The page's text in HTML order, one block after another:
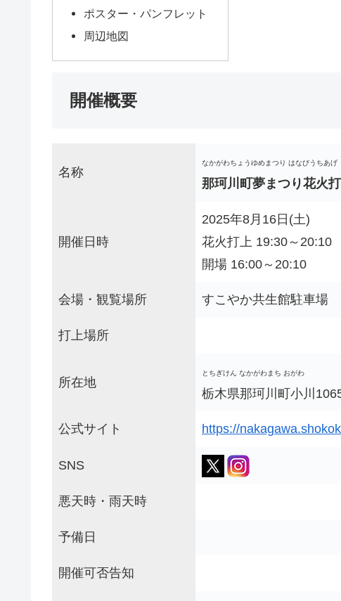
ポスター・パンフレット
周辺地図
開催概要
名称
なかがわちょうゆめまつり はなびうちあげ
那珂川町夢まつり花火
開催日時
2025年8月16日(土)
花火打上 19:30～20:10
開場 16:00～20:10
会場・観覧場所 すこやか共生館駐車場
打上場所
所在地
とちぎけん なかがわまち おがわ
栃木県那珂川町小川
公式サイト https://
SNS
悪天時・雨天時
予備日
開催可否告知